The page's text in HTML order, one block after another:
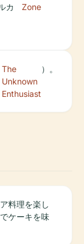
カ
Zone
The
Unknown
Enthusiast
）。
料理を楽し
ケーキを味